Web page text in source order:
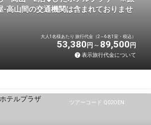
-高山間の交通機関は含まれておりませ
大人1名様あたり 旅行代金（2～6名1室・税込）
53,380 円 89,500 円
表示旅行代金について
ツアーコード Q02OEN